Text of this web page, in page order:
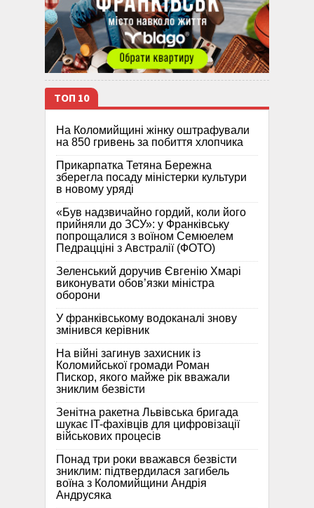
ТОП 10
На Коломийщині жінку оштрафували
на 850 гривень за побиття хлопчика
Прикарпатка Тетяна Бережна
зберегла посаду міністерки культури
в новому уряді
«Був надзвичайно гордий, коли його
прийняли до ЗСУ»: у Франківську
попрощалися з воїном Семюелем
Педрацціні з Австралії (ФОТО)
Зеленський доручив Євгенію Хмарі
виконувати обов’язки міністра
оборони
У франківському водоканалі знову
змінився керівник
На війні загинув захисник із
Коломийської громади Роман
Пискор, якого майже рік вважали
зниклим безвісти
Зенітна ракетна Львівська бригада
шукає IT-фахівців для цифровізації
військових процесів
Понад три роки вважався безвісти
зниклим: підтвердилася загибель
воїна з Коломийщини Андрія
Андрусяка